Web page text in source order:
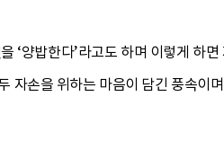
‘양밥한다’라고도 하며 이렇게 하
자손을 위하는 마음이 담긴 풍속이